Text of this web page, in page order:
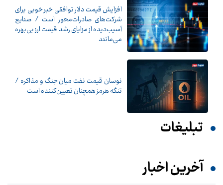
افزایش قیمت دلار توافقی خبر خوبی برای
شرکت‌های صادرات‌محور است / صنایع
آسیب‌دیده از مزایای رشد قیمت ارز بی‌بهره
می‌مانند
نوسان قیمت نفت میان جنگ و مذاکره /
تنگه هرمز همچنان تعیین‌کننده است
تبلیغات
آخرین اخبار